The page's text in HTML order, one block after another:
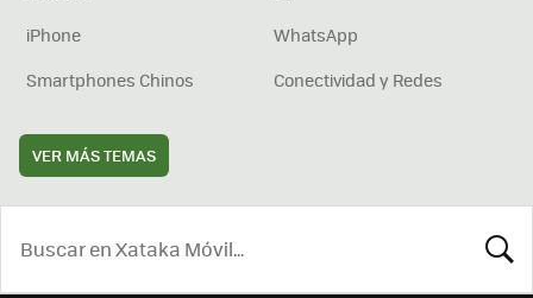
iPhone
WhatsApp
Smartphones Chinos
Conectividad y Redes
VER MÁS TEMAS